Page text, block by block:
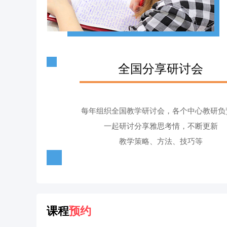
全国分享研讨会
每年组织全国教学研讨会，各个中心教研负
一起研讨分享雅思考情，不断更新
教学策略、方法、技巧等
课程预约